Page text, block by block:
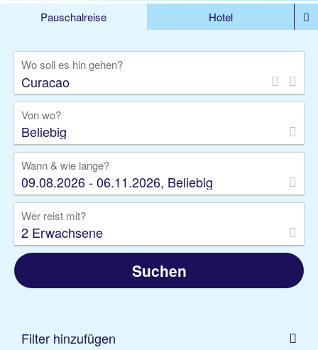
Pauschalreise
Hotel
Kreuzfahrten
Rundreisen
Privattransfer
Zusatzleistungen
Wo soll es hin gehen?
Von wo?
Beliebig
Wann & wie lange?
09.08.2026 - 06.11.2026, Beliebig
Wer reist mit?
2 Erwachsene
Suchen
Filter hinzufügen